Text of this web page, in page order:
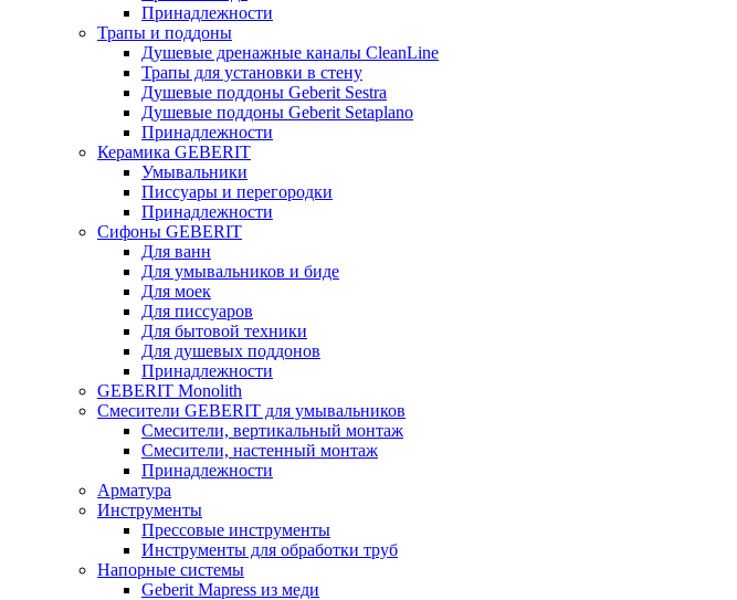
Принадлежности
Трапы и поддоны
Душевые дренажные каналы CleanLine
Трапы для установки в стену
Душевые поддоны Geberit Sestra
Душевые поддоны Geberit Setaplano
Принадлежности
Керамика GEBERIT
Умывальники
Писсуары и перегородки
Принадлежности
Сифоны GEBERIT
Для ванн
Для умывальников и биде
Для моек
Для писсуаров
Для бытовой техники
Для душевых поддонов
Принадлежности
GEBERIT Monolith
Смесители GEBERIT для умывальников
Смесители, вертикальный монтаж
Смесители, настенный монтаж
Принадлежности
Арматура
Инструменты
Прессовые инструменты
Инструменты для обработки труб
Напорные системы
Geberit Mapress из меди